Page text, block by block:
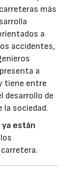
más
a
accidentes,
a
tiene entre
desarrollo de
la sociedad.
ya están